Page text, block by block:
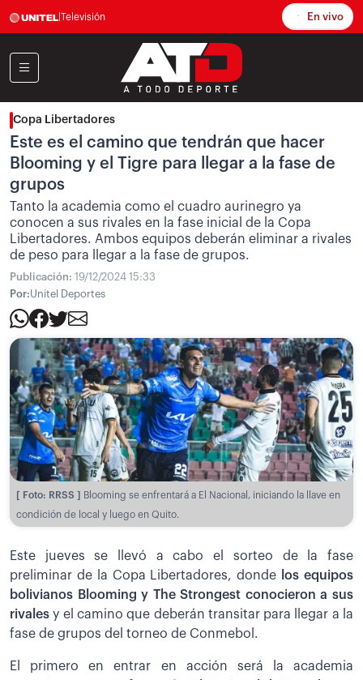
Televisión En vivo
Copa Libertadores
Este es el camino que tendrán que hacer
Blooming y el Tigre para llegar a la fase de
grupos
Tanto la academia como el cuadro aurinegro ya
conocen a sus rivales en la fase inicial de la Copa
Libertadores. Ambos equipos deberán eliminar a rivales
de peso para llegar a la fase de grupos.
Publicación: 19/12/2024 15:33
Por:Unitel Deportes
[ Foto: RRSS ]
Blooming se enfrentará a El Nacional, iniciando la llave en
condición de local y luego en Quito.
Este jueves se llevó a cabo el sorteo de la fase
preliminar de la Copa Libertadores, donde
los equipos
bolivianos Blooming y The Strongest conocieron a sus
rivales y el camino que deberán transitar para llegar a la
fase de grupos del torneo de Conmebol.
El primero en entrar en acción será la academia